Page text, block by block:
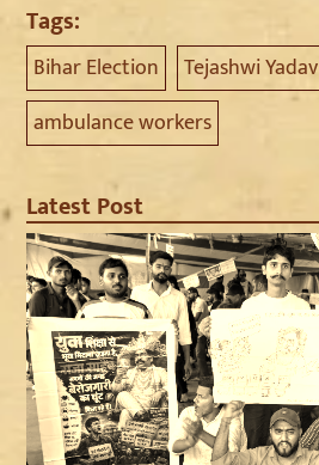
Tags:
Bihar Election
Tejashwi Yadav
ambulance workers
Latest Post